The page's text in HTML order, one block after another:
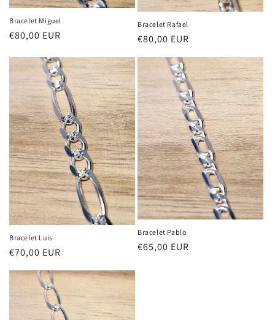
Bracelet Miguel
Precio
€80,00 EUR
Bracelet Rafael
Precio
€80,00 EUR
Bracelet Luis
Precio
habitual
€70,00 EUR
Bracelet Pablo
Precio
€65,00 EUR